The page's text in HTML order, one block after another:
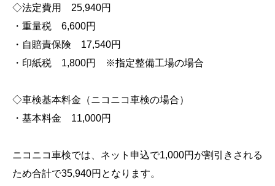
◇法定費用 25,940円
・重量税 6,600円
・自賠責保険 17,540円
・印紙税 1,800円 ※指定整備工場の場合
◇車検基本料金（ニコニコ車検の場合）
・基本料金 11,000円
ニコニコ車検では、ネット申込で1,000円が割引きされる
ため合計で35,940円となります。